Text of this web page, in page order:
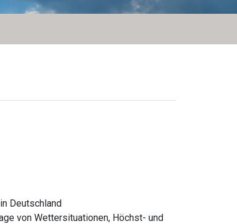
Deutschland
von Wettersituationen, Höchst- und